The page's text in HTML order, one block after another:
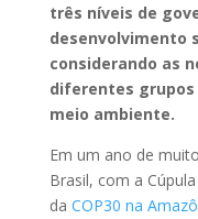
três níveis de
desenvolvimento
considerando as
diferentes grupos
meio ambiente.
Em um ano de
Brasil, com a
da COP30 na